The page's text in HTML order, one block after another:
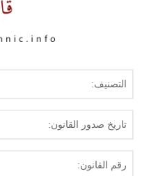
التصنيف:
تاريخ صدور القانون:
رقم القانون: